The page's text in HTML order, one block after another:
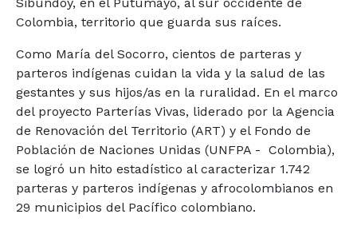
Colombia, territorio que guarda sus raíces.
Como María del Socorro, cientos de parteras y
parteros indígenas cuidan la vida y la salud de las
gestantes y sus hijos/as en la ruralidad. En el marco
del proyecto Parterías Vivas, liderado por la Agencia
de Renovación del Territorio (ART) y el Fondo de
Población de Naciones Unidas (UNFPA - Colombia),
se logró un hito estadístico al caracterizar 1.742
parteras y parteros indígenas y afrocolombianos en
29 municipios del Pacífico colombiano.